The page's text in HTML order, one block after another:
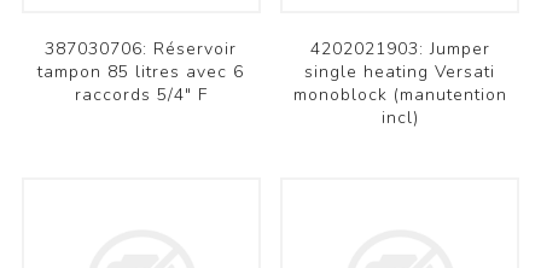
387030706: Réservoir
tampon 85 litres avec 6
raccords 5/4" F
4202021903: Jumper
single heating Versati
monoblock (manutention
incl)